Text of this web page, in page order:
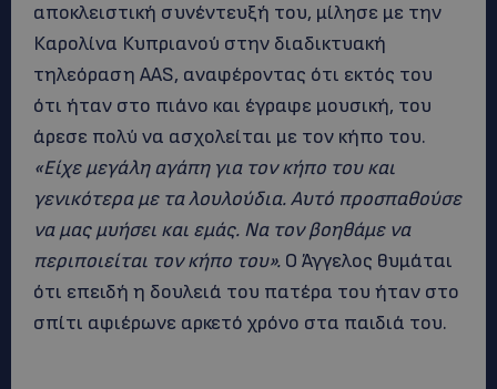
αποκλειστική συνέντευξή του, μίλησε με την
Καρολίνα Κυπριανού στην διαδικτυακή
τηλεόραση AAS, αναφέροντας ότι εκτός του
ότι ήταν στο πιάνο και έγραφε μουσική, του
άρεσε πολύ να ασχολείται με τον κήπο του.
«Είχε μεγάλη αγάπη για τον κήπο του και
γενικότερα με τα λουλούδια. Αυτό προσπαθούσε
να μας μυήσει και εμάς. Να τον βοηθάμε να
περιποιείται τον κήπο του». Ο Άγγελος θυμάται
ότι επειδή η δουλειά του πατέρα του ήταν στο
σπίτι αφιέρωνε αρκετό χρόνο στα παιδιά του.